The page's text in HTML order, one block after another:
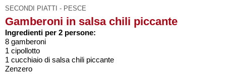
SECONDI PIATTI - PESCE
Gamberoni in salsa chili piccante
Ingredienti per 2 persone:
8 gamberoni
1 cipollotto
1 cucchiaio di salsa chili piccante
Zenzero